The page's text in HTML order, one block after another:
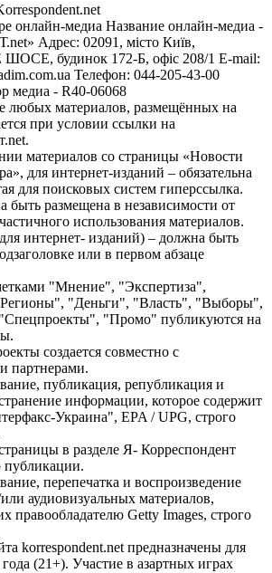
онлайн-медиа Название онлайн-медиа -
Адрес: 02091, місто Київ,
будинок 172-Б, офіс 208/1 E-mail:
Телефон: 044-205-43-00
медиа - R40-06068
любых материалов, размещённых на
при условии ссылки на
материалов со страницы «Новости
для интернет-изданий – обязательна
для поисковых систем гиперссылка.
быть размещена в независимости от
использования материалов.
интернет- изданий) – должна быть
или в первом абзаце
"Мнение", "Экспертиза",
"Деньги", "Власть", "Выборы",
"Промо" публикуются на
создается совместно с
партнерами.
публикация, републикация и
информации, которое содержит
Украина", EPA / UPG, строго
в разделе Я- Корреспондент
публикации.
перепечатка и воспроизведение
аудиовизуальных материалов,
правообладателю Getty Images, строго
korrespondent.net предназначены для
(21+). Участие в азартных играх